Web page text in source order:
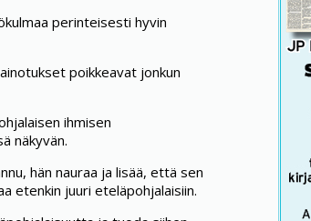
perinteisesti hyvin
poikkeavat jonkun
ihmisen
näkyvän.
hän nauraa ja lisää, että sen
etenkin juuri eteläpohjalaisiin.